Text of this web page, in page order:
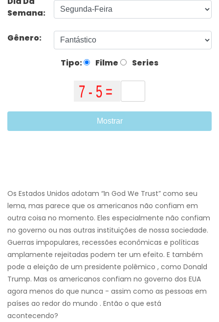
Semana:
Gênero:
Tipo: Filme Series
Mostrar
Os Estados Unidos adotam “In God We Trust” como seu
lema, mas parece que os americanos não confiam em
outra coisa no momento. Eles especialmente não confiam
no governo ou nas outras instituições de nossa sociedade.
Guerras impopulares, recessões econômicas e políticas
amplamente rejeitadas podem ter um efeito. E também
pode a eleição de um presidente polêmico , como Donald
Trump. Mas os americanos confiam no governo dos EUA
agora menos do que nunca - assim como as pessoas em
países ao redor do mundo . Então o que está
acontecendo?